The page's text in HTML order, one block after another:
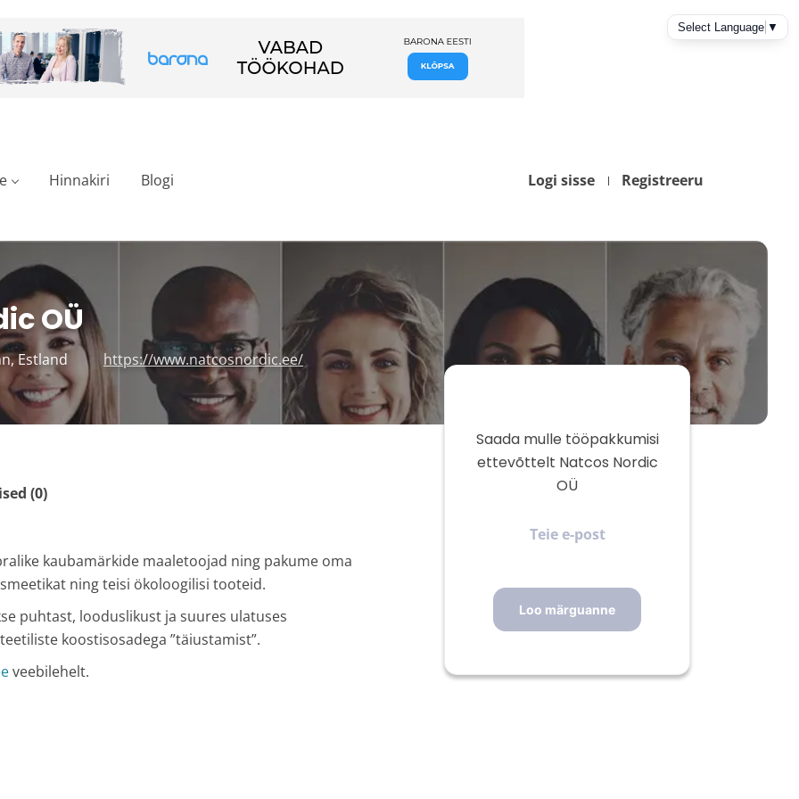
Logi sisse Registreeru
Hinnakiri Blogi
OÜ
Estland https://www.natcosnordic.ee/
(0)
kaubamärkide maaletoojad ning pakume oma
ning teisi ökoloogilisi tooteid.
puhtast, looduslikust ja suures ulatuses
koostisosadega ”täiustamist”.
veebilehelt.
Saada mulle tööpakkumisi
ettevõttelt Natcos Nordic
OÜ